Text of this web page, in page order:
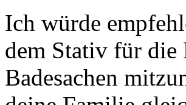
Ich würde
dem Stativ für
Badesachen